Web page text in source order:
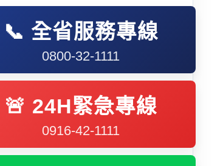
📞 全省服務專線
0800-32-1111
🚨 24H緊急專線
0916-42-1111